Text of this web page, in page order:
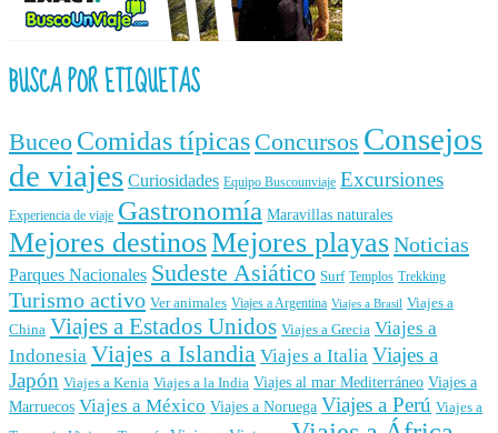
BUSCA POR ETIQUETAS
Buceo Comidas típicas Concursos Consejos
de viajes Curiosidades Equipo Buscounviaje Excursiones
Experiencia de viaje Gastronomía Maravillas naturales
Mejores destinosMejores playasNoticias
Parques Nacionales Sudeste Asiático Surf Templos Trekking
Turismo activo Ver animales Viajes a Argentina Viajes a Brasil Viajes a
China Viajes a Estados Unidos Viajes a Grecia Viajes a
Indonesia Viajes a Islandia Viajes a Italia Viajes a
Japón Viajes a Kenia Viajes a la India Viajes al mar Mediterráneo Viajes a
Marruecos Viajes a México Viajes a Noruega Viajes a Perú Viajes a